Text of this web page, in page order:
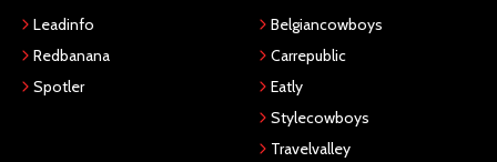
Leadinfo
Redbanana
Spotler
Belgiancowboys
Carrepublic
Eatly
Stylecowboys
Travelvalley